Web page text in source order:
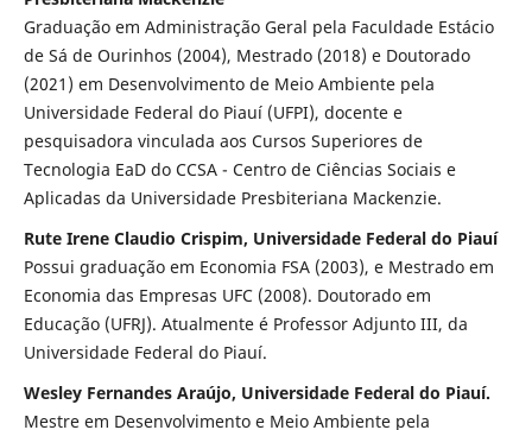
Graduação em Administração Geral pela Faculdade Estácio
de Sá de Ourinhos (2004), Mestrado (2018) e Doutorado
(2021) em Desenvolvimento de Meio Ambiente pela
Universidade Federal do Piauí (UFPI), docente e
pesquisadora vinculada aos Cursos Superiores de
Tecnologia EaD do CCSA - Centro de Ciências Sociais e
Aplicadas da Universidade Presbiteriana Mackenzie.
Rute Irene Claudio Crispim, Universidade Federal do Piauí
Possui graduação em Economia FSA (2003), e Mestrado em
Economia das Empresas UFC (2008). Doutorado em
Educação (UFRJ). Atualmente é Professor Adjunto III, da
Universidade Federal do Piauí.
Wesley Fernandes Araújo, Universidade Federal do Piauí.
Mestre em Desenvolvimento e Meio Ambiente pela